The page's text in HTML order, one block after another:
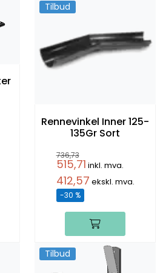
Tilbud
Rennevinkel Inner 125-
135Gr Sort
736,73
515,71 inkl. mva.
412,57 ekskl. mva.
-30 %
Tilbud